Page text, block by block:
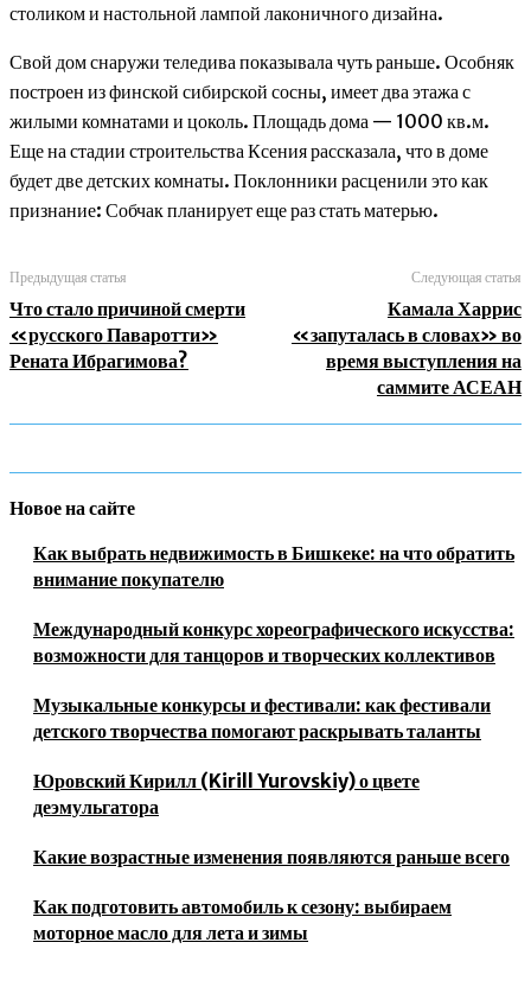
столиком и настольной лампой лаконичного дизайна.
Свой дом снаружи теледива показывала чуть раньше. Особняк
построен из финской сибирской сосны, имеет два этажа с
жилыми комнатами и цоколь. Площадь дома — 1000 кв.м.
Еще на стадии строительства Ксения рассказала, что в доме
будет две детских комнаты. Поклонники расценили это как
признание: Собчак планирует еще раз стать матерью.
Предыдущая статья
Что стало причиной смерти
«русского Паваротти»
Рената Ибрагимова?
Следующая статья
Камала Харрис
«запуталась в словах» во
время выступления на
саммите АСЕАН
Новое на сайте
Как выбрать недвижимость в Бишкеке: на что обратить
внимание покупателю
Международный конкурс хореографического искусства:
возможности для танцоров и творческих коллективов
Музыкальные конкурсы и фестивали: как фестивали
детского творчества помогают раскрывать таланты
Юровский Кирилл (Kirill Yurovskiy) о цвете
деэмульгатора
Какие возрастные изменения появляются раньше всего
Как подготовить автомобиль к сезону: выбираем
моторное масло для лета и зимы